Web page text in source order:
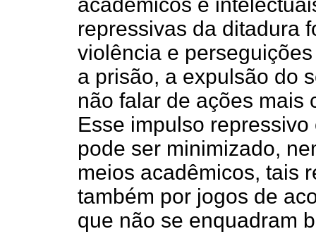
repressivas da ditadura
violência e
a prisão, a expulsão do
não falar de ações mais
Esse impulso
pode ser minimizado,
meios acadêmicos, tais
também por jogos de
que não se enquadram